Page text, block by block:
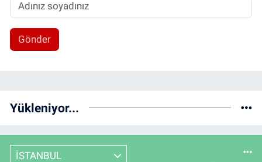
Gönder
Yükleniyor...
İSTANBUL